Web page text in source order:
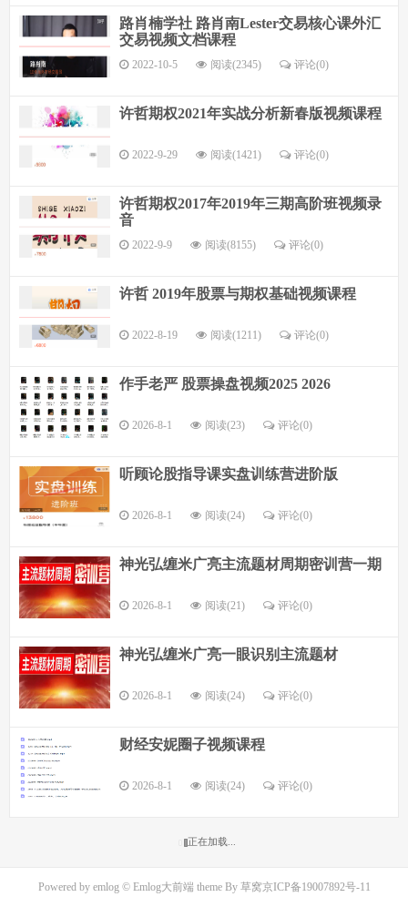
路肖楠学社 路肖南Lester交易核心课外汇
交易视频文档课程
2022-10-5 阅读(2345) 评论(0)
许哲期权2021年实战分析新春版视频课程
2022-9-29 阅读(1421) 评论(0)
许哲期权2017年2019年三期高阶班视频录
音
2022-9-9 阅读(8155) 评论(0)
许哲 2019年股票与期权基础视频课程
2022-8-19 阅读(1211) 评论(0)
作手老严 股票操盘视频2025 2026
2026-8-1 阅读(23) 评论(0)
听顾论股指导课实盘训练营进阶版
2026-8-1 阅读(24) 评论(0)
神光弘缠米广亮主流题材周期密训营一期
2026-8-1 阅读(21) 评论(0)
神光弘缠米广亮一眼识别主流题材
2026-8-1 阅读(24) 评论(0)
财经安妮圈子视频课程
2026-8-1 阅读(24) 评论(0)
正在加载...
Powered by emlog© Emlog大前端 theme By 草窝京ICP备19007892号-11